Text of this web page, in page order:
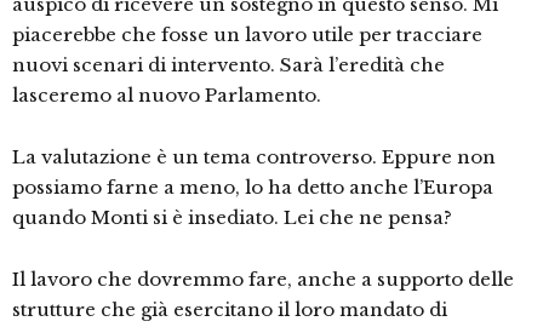
auspico di ricevere un sostegno in questo senso. Mi
piacerebbe che fosse un lavoro utile per tracciare
nuovi scenari di intervento. Sarà l’eredità che
lasceremo al nuovo Parlamento.
La valutazione è un tema controverso. Eppure non
possiamo farne a meno, lo ha detto anche l’Europa
quando Monti si è insediato. Lei che ne pensa?
Il lavoro che dovremmo fare, anche a supporto delle
strutture che già esercitano il loro mandato di